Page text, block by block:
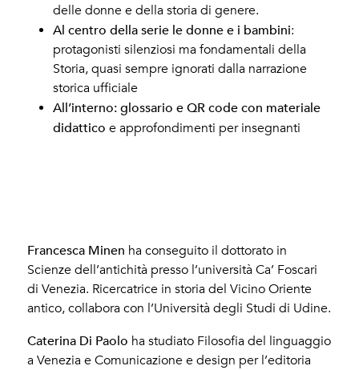
delle donne e della storia di genere.
Al centro della serie le donne e i bambini:
protagonisti silenziosi ma fondamentali della
Storia, quasi sempre ignorati dalla narrazione
storica ufficiale
All’interno: glossario e QR code con materiale
didatticoe approfondimenti per insegnanti
Minen, Francesca – Di Paolo, Caterina
Francesca Minen ha conseguito il dottorato in
Scienze dell’antichità presso l’università Ca’ Foscari
di Venezia. Ricercatrice in storia del Vicino Oriente
antico, collabora con l’Università degli Studi di Udine.
Caterina Di Paolo ha studiato Filosofia del linguaggio
a Venezia e Comunicazione e design per l’editoria